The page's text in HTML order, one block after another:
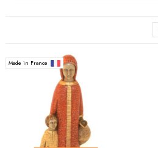
Made in France